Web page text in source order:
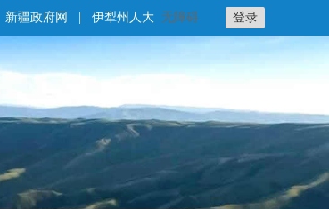
登录
无障碍
新疆政府网 伊犁州人大